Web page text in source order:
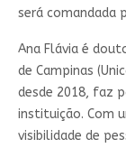
será comandada
Ana Flávia é
de Campinas
desde 2018, faz
instituição. Com
visibilidade de